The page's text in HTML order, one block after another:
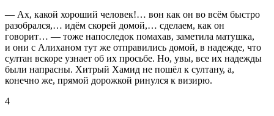
— Ах, какой хороший человек!… вон как он во всём быстро
разобрался,… идём скорей домой,… сделаем, как он
говорит… — тоже напоследок помахав, заметила матушка,
и они с Алиханом тут же отправились домой, в надежде, что
султан вскоре узнает об их просьбе. Но, увы, все их надежды
были напрасны. Хитрый Хамид не пошёл к султану, а,
конечно же, прямой дорожкой ринулся к визирю.
4